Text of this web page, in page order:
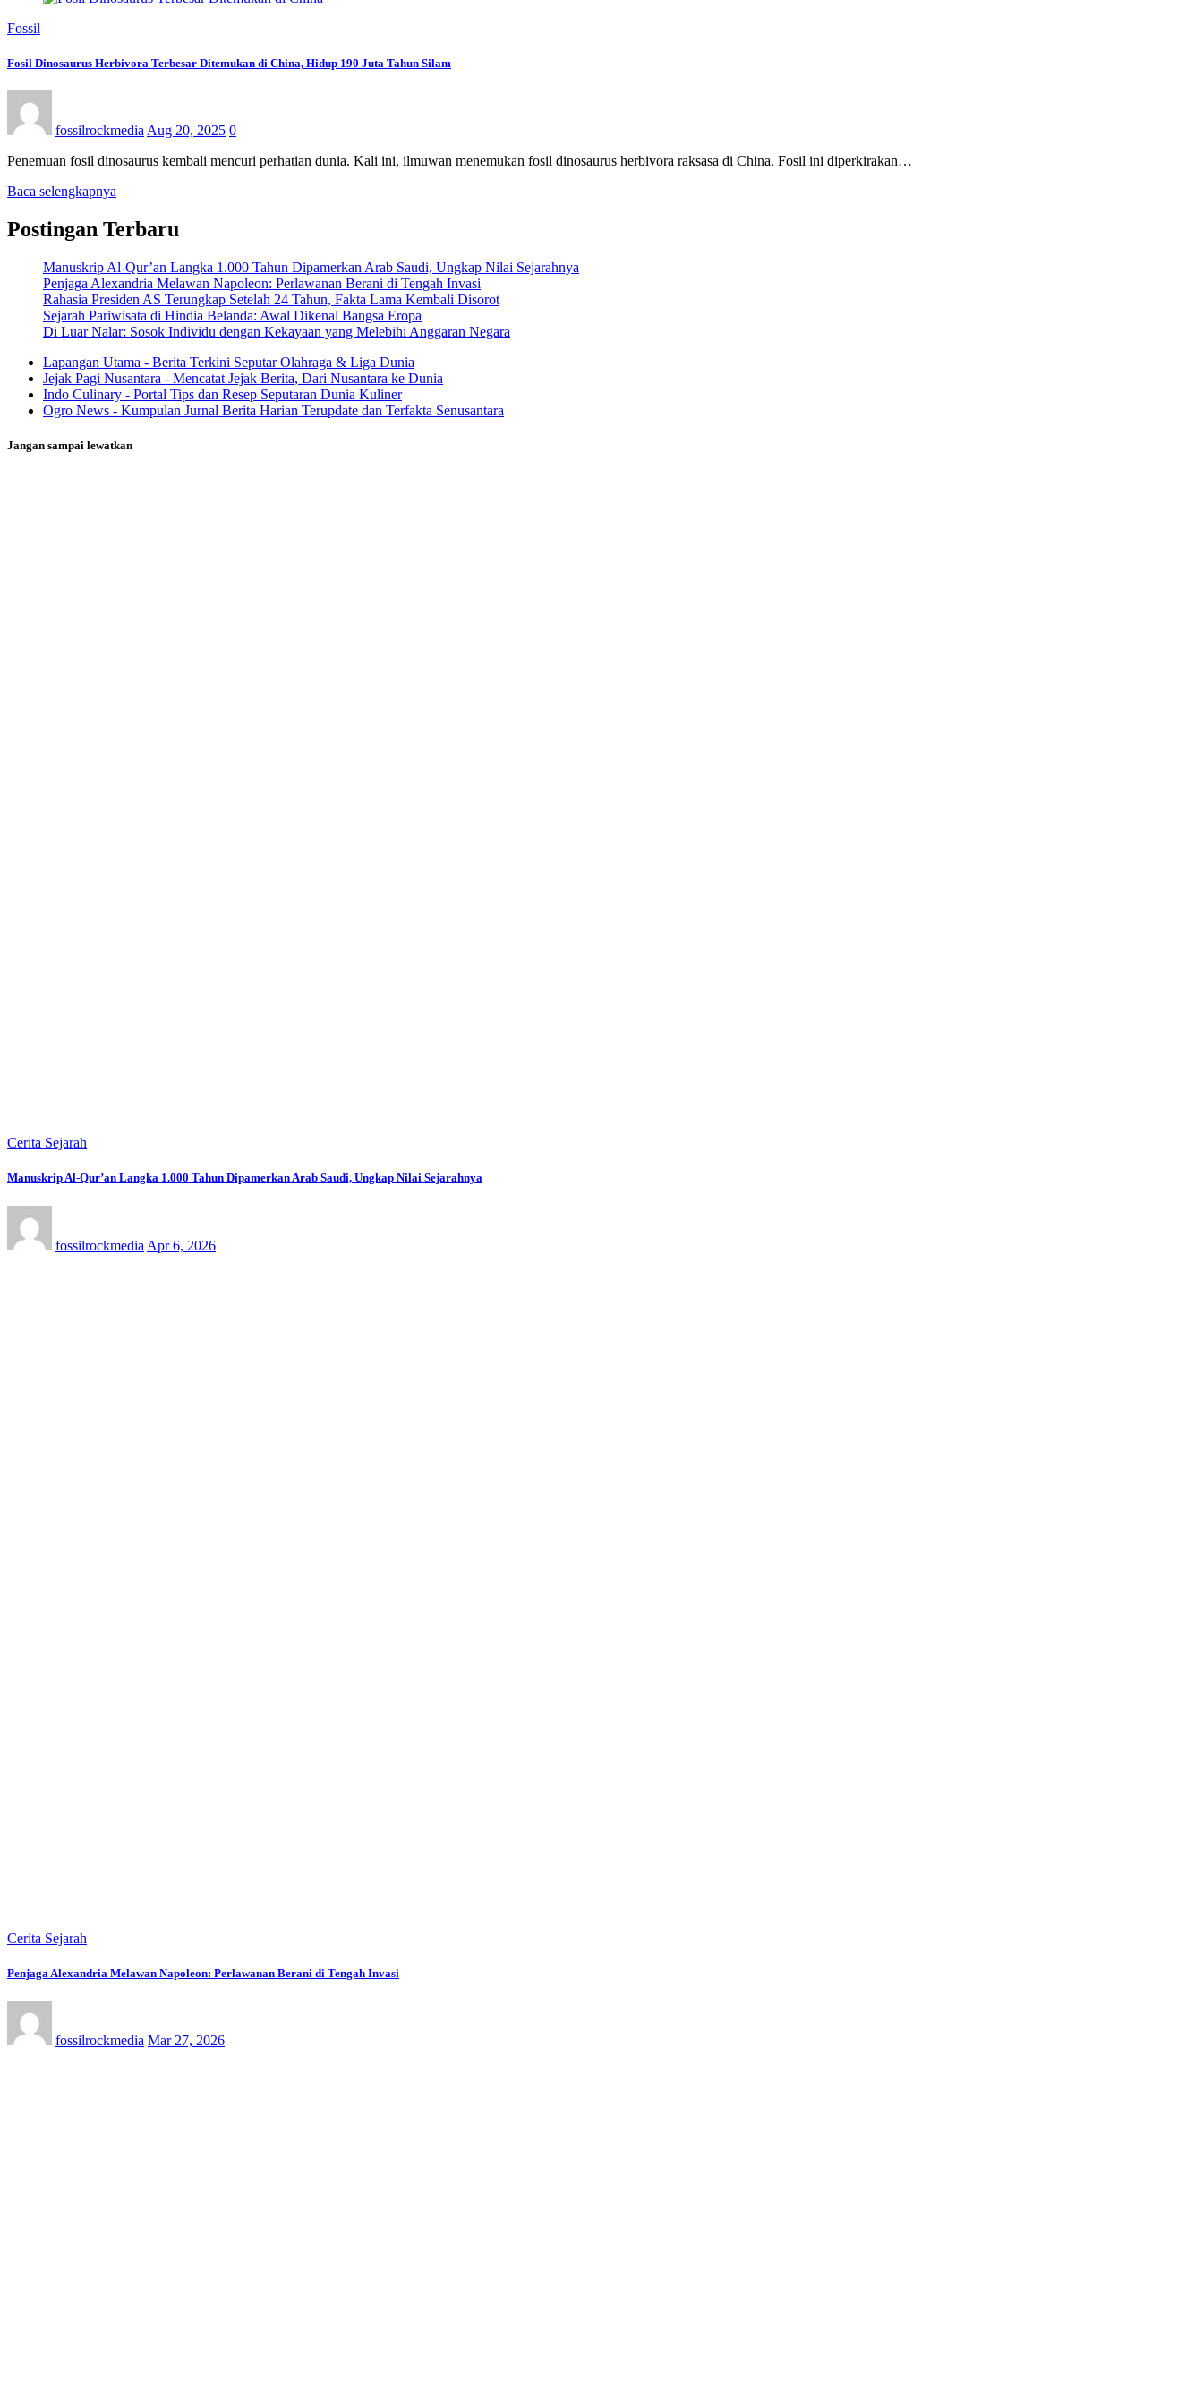
Fossil
Fosil Dinosaurus Herbivora Terbesar Ditemukan di China, Hidup 190 Juta Tahun Silam
fossilrockmedia Aug 20, 2025 0
Penemuan fosil dinosaurus kembali mencuri perhatian dunia. Kali ini, ilmuwan menemukan fosil dinosaurus herbivora raksasa di China. Fosil ini diperkirakan…
Baca selengkapnya
Postingan Terbaru
Manuskrip Al-Qur’an Langka 1.000 Tahun Dipamerkan Arab Saudi, Ungkap Nilai Sejarahnya
Penjaga Alexandria Melawan Napoleon: Perlawanan Berani di Tengah Invasi
Rahasia Presiden AS Terungkap Setelah 24 Tahun, Fakta Lama Kembali Disorot
Sejarah Pariwisata di Hindia Belanda: Awal Dikenal Bangsa Eropa
Di Luar Nalar: Sosok Individu dengan Kekayaan yang Melebihi Anggaran Negara
Lapangan Utama - Berita Terkini Seputar Olahraga & Liga Dunia
Jejak Pagi Nusantara - Mencatat Jejak Berita, Dari Nusantara ke Dunia
Indo Culinary - Portal Tips dan Resep Seputaran Dunia Kuliner
Ogro News - Kumpulan Jurnal Berita Harian Terupdate dan Terfakta Senusantara
Jangan sampai lewatkan
Cerita Sejarah
Manuskrip Al-Qur’an Langka 1.000 Tahun Dipamerkan Arab Saudi, Ungkap Nilai Sejarahnya
fossilrockmedia Apr 6, 2026
Cerita Sejarah
Penjaga Alexandria Melawan Napoleon: Perlawanan Berani di Tengah Invasi
fossilrockmedia Mar 27, 2026